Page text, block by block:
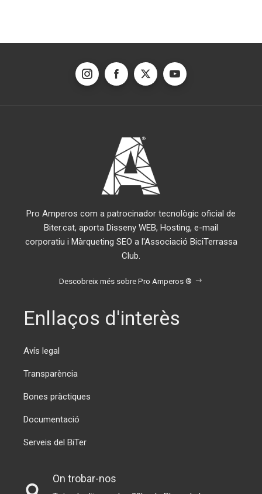
Pro Amperos com a patrocinador tecnològic oficial de
Biter.cat, aporta Disseny WEB, Hosting, e-mail
corporatiu i Màrqueting SEO a l'Associació BiciTerrassa
Club.
Descobreix més sobre Pro Amperos ®
Enllaços d'interès
Avís legal
Transparència
Bones pràctiques
Documentació
Serveis del BiTer
On trobar-nos